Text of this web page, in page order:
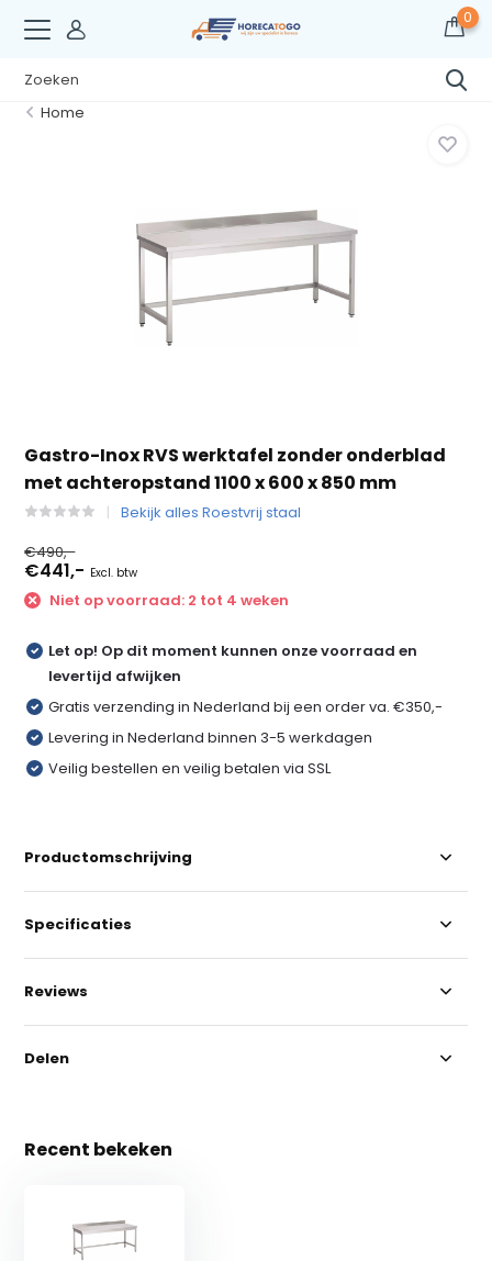
0
Home
Gastro-Inox RVS werktafel zonder onderblad
met achteropstand 1100 x 600 x 850 mm
Bekijk alles Roestvrij staal
€490,-
€441,- Excl. btw
Niet op voorraad: 2 tot 4 weken
Let op! Op dit moment kunnen onze voorraad en
levertijd afwijken
Gratis verzending in Nederland bij een order va. €350,-
Levering in Nederland binnen 3-5 werkdagen
Veilig bestellen en veilig betalen via SSL
Productomschrijving
Specificaties
Reviews
Delen
Recent bekeken